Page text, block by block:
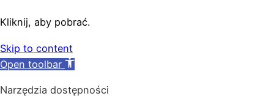
Kliknij, aby pobrać.
Skip to content
Open toolbar
Narzędzia dostępności